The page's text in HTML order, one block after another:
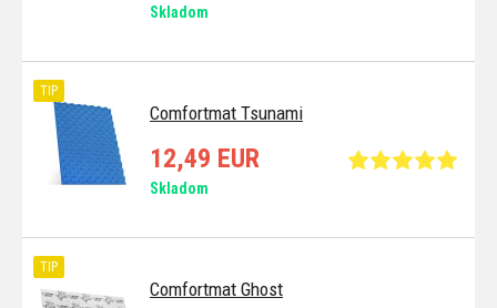
Skladom
Comfortmat Tsunami
TIP
12,49 EUR
Skladom
Comfortmat Ghost
TIP